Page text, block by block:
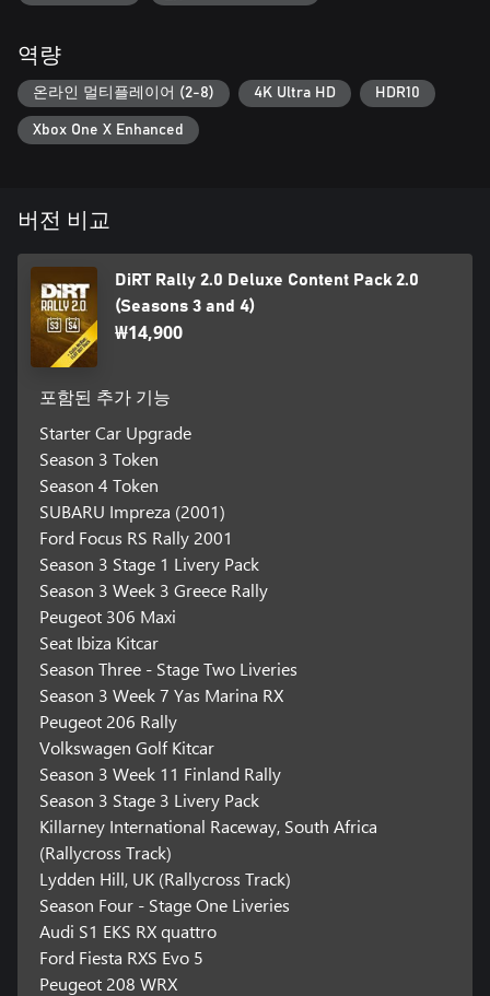
역량
온라인 멀티플레이어 (2-8) 4K Ultra HD HDR10
Xbox One X Enhanced
버전 비교
DiRT Rally 2.0 Deluxe Content Pack 2.0
(Seasons 3 and 4)
₩14,900
포함된 추가 기능
Starter Car Upgrade
Season 3 Token
Season 4 Token
SUBARU Impreza (2001)
Ford Focus RS Rally 2001
Season 3 Stage 1 Livery Pack
Season 3 Week 3 Greece Rally
Peugeot 306 Maxi
Seat Ibiza Kitcar
Season Three - Stage Two Liveries
Season 3 Week 7 Yas Marina RX
Peugeot 206 Rally
Volkswagen Golf Kitcar
Season 3 Week 11 Finland Rally
Season 3 Stage 3 Livery Pack
Killarney International Raceway, South Africa
(Rallycross Track)
Lydden Hill, UK (Rallycross Track)
Season Four - Stage One Liveries
Audi S1 EKS RX quattro
Ford Fiesta RXS Evo 5
Peugeot 208 WRX